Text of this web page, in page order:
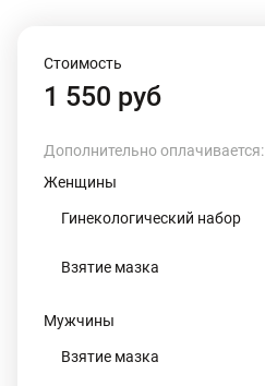
Стоимость
1 550 руб
Дополнительно оплачивается:
Женщины
Гинекологический набор
Взятие мазка
Мужчины
Взятие мазка